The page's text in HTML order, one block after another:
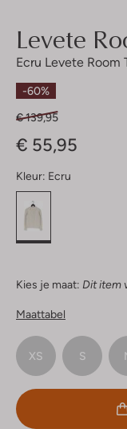
Levete
Ecru Levete Room
-60%
€ 139,95
€ 55,95
Kleur: Ecru
Kies je maat: Dit item
Maattabel
XS S